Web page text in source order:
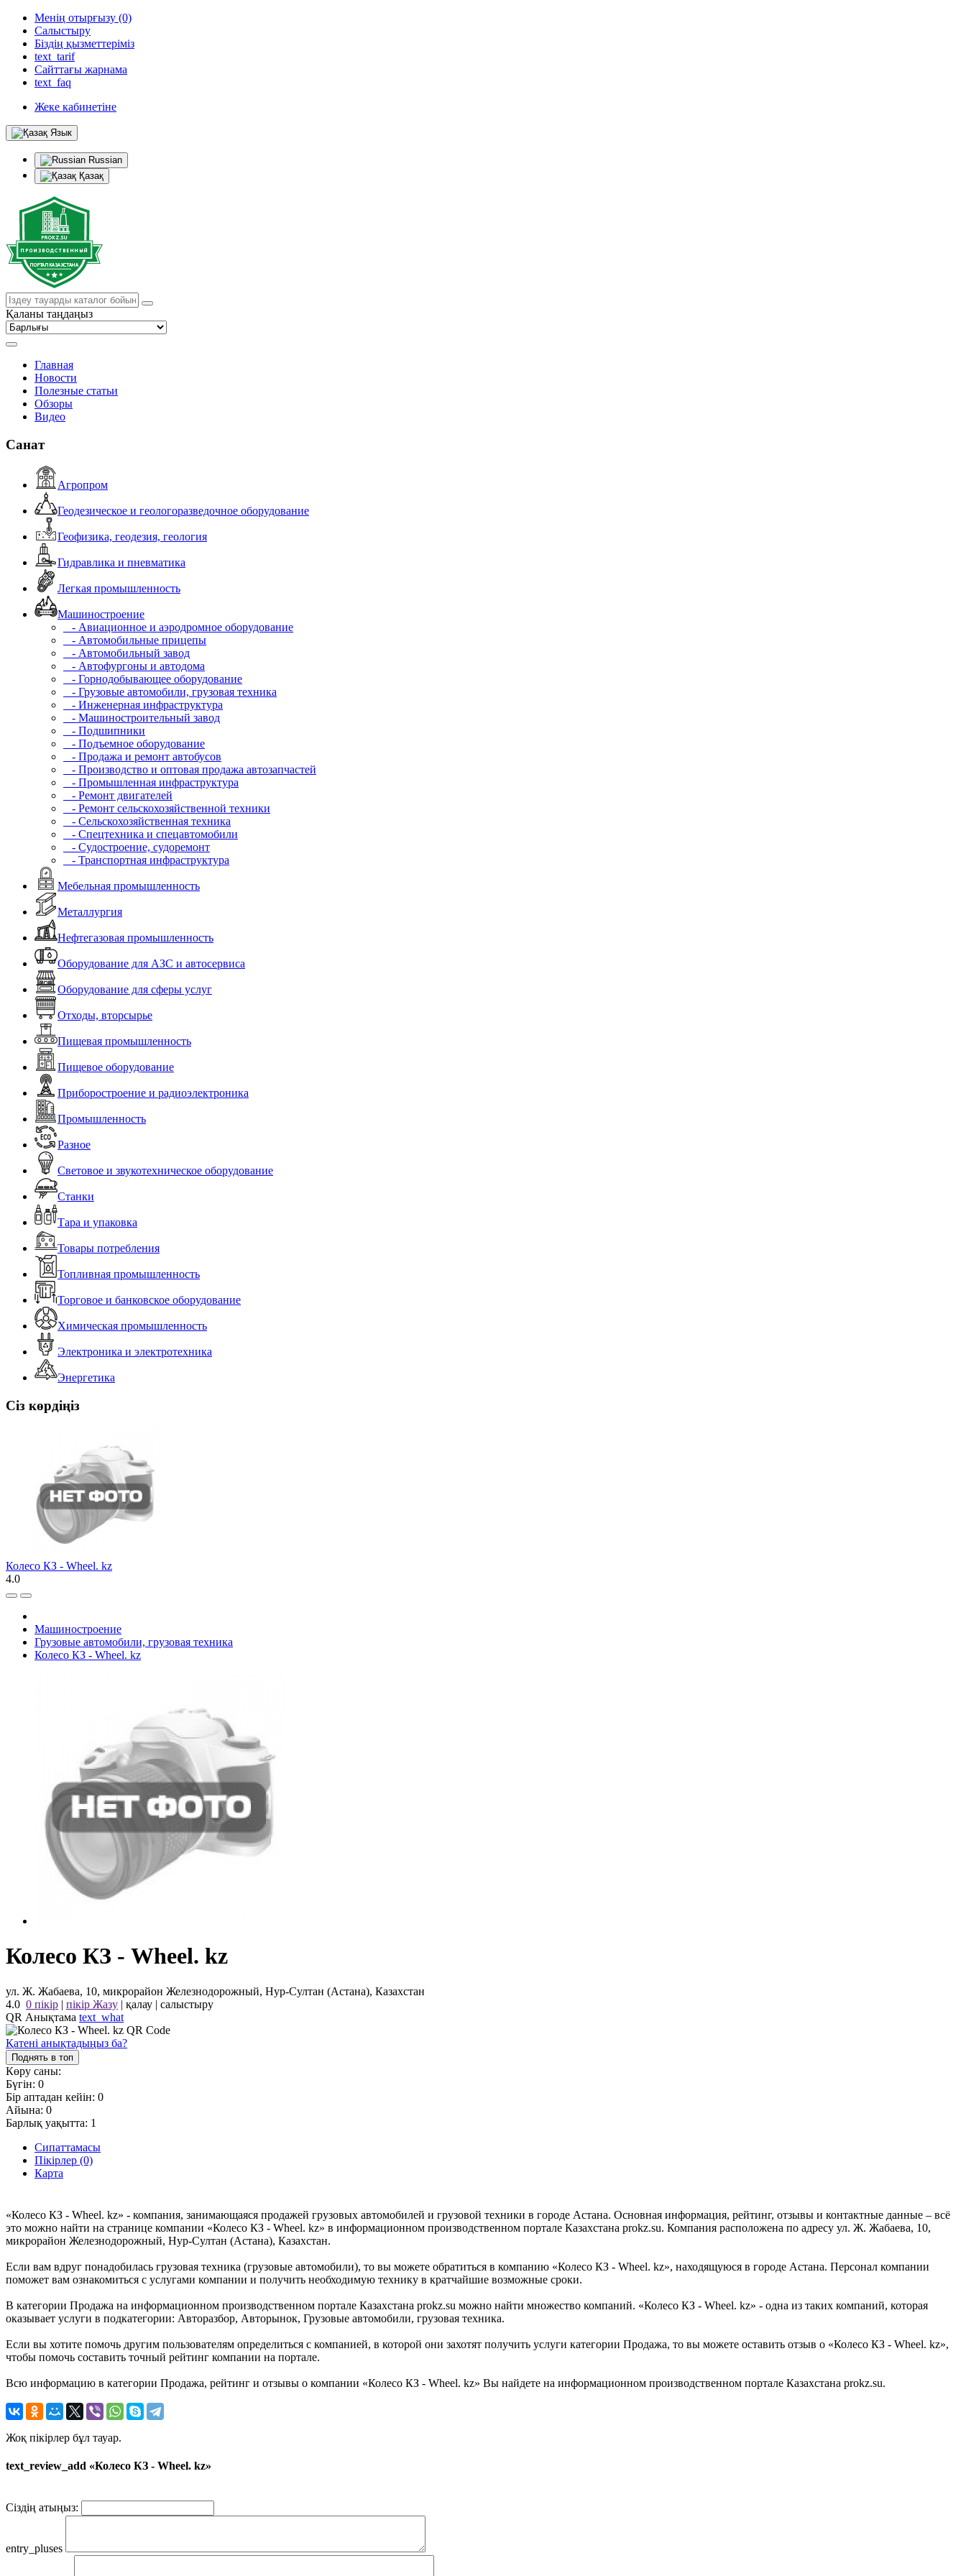
Менің отырғызу (0)
Салыстыру
Біздің қызметтеріміз
text_tarif
Сайттағы жарнама
text_faq
Жеке кабинетіне
Язык
Russian
Қазақ
Қаланы таңдаңыз
Главная
Новости
Полезные статьи
Обзоры
Видео
Санат
Агропром
Геодезическое и геологоразведочное оборудование
Геофизика, геодезия, геология
Гидравлика и пневматика
Легкая промышленность
Машиностроение
- Авиационное и аэродромное оборудование
- Автомобильные прицепы
- Автомобильный завод
- Автофургоны и автодома
- Горнодобывающее оборудование
- Грузовые автомобили, грузовая техника
- Инженерная инфраструктура
- Машиностроительный завод
- Подшипники
- Подъемное оборудование
- Продажа и ремонт автобусов
- Производство и оптовая продажа автозапчастей
- Промышленная инфраструктура
- Ремонт двигателей
- Ремонт сельскохозяйственной техники
- Сельскохозяйственная техника
- Спецтехника и спецавтомобили
- Судостроение, судоремонт
- Транспортная инфраструктура
Мебельная промышленность
Металлургия
Нефтегазовая промышленность
Оборудование для АЗС и автосервиса
Оборудование для сферы услуг
Отходы, вторсырье
Пищевая промышленность
Пищевое оборудование
Приборостроение и радиоэлектроника
Промышленность
Разное
Световое и звукотехническое оборудование
Станки
Тара и упаковка
Товары потребления
Топливная промышленность
Торговое и банковское оборудование
Химическая промышленность
Электроника и электротехника
Энергетика
Сіз көрдіңіз
Колесо КЗ - Wheel. kz
4.0
Машиностроение
Грузовые автомобили, грузовая техника
Колесо КЗ - Wheel. kz
Колесо КЗ - Wheel. kz
ул. Ж. Жабаева, 10, микрорайон Железнодорожный, Нур-Султан (Астана), Казахстан
4.0 0 пікір | пікір Жазу | қалау | салыстыру
QR Анықтама text_what
Қатені анықтадыңыз ба?
Поднять в топ
Көру саны:
Бүгін: 0
Бір аптадан кейін: 0
Айына: 0
Барлық уақытта: 1
Сипаттамасы
Пікірлер (0)
Карта
«Колесо КЗ - Wheel. kz» - компания, занимающаяся продажей грузовых автомобилей и грузовой техники в городе Астана. Основная информация, рейтинг, отзывы и контактные данные – всё
это можно найти на странице компании «Колесо КЗ - Wheel. kz» в информационном производственном портале Казахстана prokz.su. Компания расположена по адресу ул. Ж. Жабаева, 10,
микрорайон Железнодорожный, Нур-Султан (Астана), Казахстан.
Если вам вдруг понадобилась грузовая техника (грузовые автомобили), то вы можете обратиться в компанию «Колесо КЗ - Wheel. kz», находящуюся в городе Астана. Персонал компании
поможет вам ознакомиться с услугами компании и получить необходимую технику в кратчайшие возможные сроки.
В категории Продажа на информационном производственном портале Казахстана prokz.su можно найти множество компаний. «Колесо КЗ - Wheel. kz» - одна из таких компаний, которая
оказывает услуги в подкатегории: Авторазбор, Авторынок, Грузовые автомобили, грузовая техника.
Если вы хотите помочь другим пользователям определиться с компанией, в которой они захотят получить услуги категории Продажа, то вы можете оставить отзыв о «Колесо КЗ - Wheel. kz»,
чтобы помочь составить точный рейтинг компании на портале.
Всю информацию в категории Продажа, рейтинг и отзывы о компании «Колесо КЗ - Wheel. kz» Вы найдете на информационном производственном портале Казахстана prokz.su.
Жоқ пікірлер бұл тауар.
text_review_add «Колесо КЗ - Wheel. kz»
Сіздің атыңыз:
entry_pluses